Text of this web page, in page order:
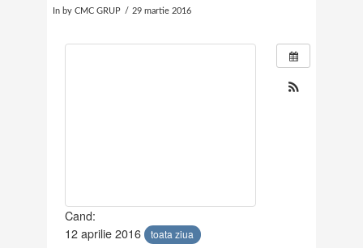
In by CMC GRUP 29 martie 2016
Cand:
12 aprilie 2016
toata ziua